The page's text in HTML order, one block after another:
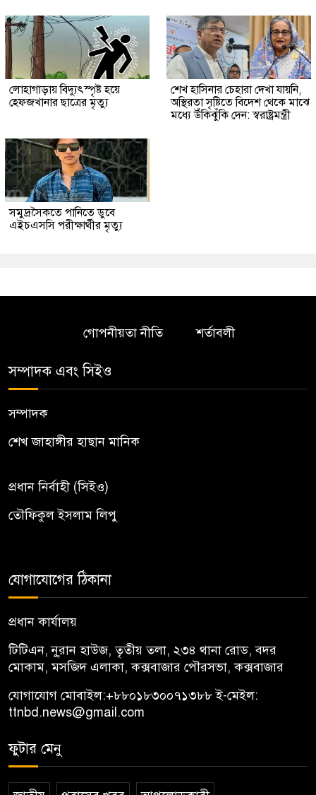
লোহাগাড়ায় বিদ্যুৎস্পৃষ্ট হয়ে
হেফজখানার ছাত্রের মৃত্যু
শেখ হাসিনার চেহারা দেখা যায়নি,
অস্থিরতা সৃষ্টিতে বিদেশ থেকে মাঝে
মধ্যে উঁকিঝুঁকি দেন: স্বরাষ্ট্রমন্ত্রী
সমুদ্রসৈকতে পানিতে ডুবে
এইচএসসি পরীক্ষার্থীর মৃত্যু
গোপনীয়তা নীতি শর্তাবলী
সম্পাদক এবং সিইও
সম্পাদক
শেখ জাহাঙ্গীর হাছান মানিক
প্রধান নির্বাহী (সিইও)
তৌফিকুল ইসলাম লিপু
যোগাযোগের ঠিকানা
প্রধান কার্যালয়
টিটিএন, নু্রান হাউজ, তৃতীয় তলা, ২৩৪ থানা রোড, বদর
মোকাম, মসজিদ এলাকা, কক্সবাজার পৌরসভা, কক্সবাজার
যোগাযোগ মোবাইল:+৮৮০১৮৩০০৭১৩৮৮ই-মেইল:
ttnbd.news@gmail.com
ফুটার মেনু